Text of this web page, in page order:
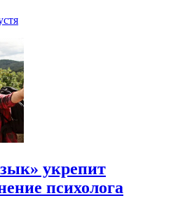
укрепит
психолога